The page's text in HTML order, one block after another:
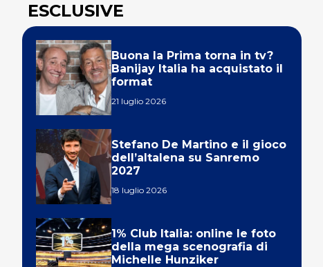
ESCLUSIVE
Buona la Prima torna in tv?
Banijay Italia ha acquistato il
format
21 luglio 2026
Stefano De Martino e il gioco
dell’altalena su Sanremo
2027
18 luglio 2026
1% Club Italia: online le foto
della mega scenografia di
Michelle Hunziker